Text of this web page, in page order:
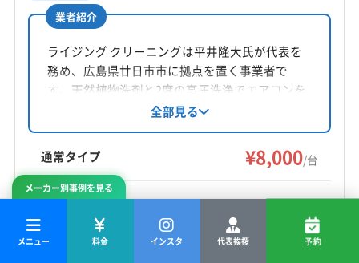
所在地
広島県広島市西区己斐西町9-11
対応地域
広島市安芸区
広島市安佐北区
広島市佐伯区 広島市西区
広島市中区
広島市東区
三原市
三次市
大竹市
竹原市
福山市
安芸郡海田町 安芸郡熊野町
安芸郡坂町
安芸郡府中町
もっと見る
営業時間
9:00〜19:00
業者紹介
ライジング クリーニングは平井隆大氏が代表を
務め、広島県廿日市市に拠点を置く事業者で
す。天然植物洗剤と2度の高圧洗浄でエアコンを
徹底洗浄し、アレルギー対策にも注力。消臭抗
菌コートや室外機洗浄などのオプションも提供
し、土日祝日も対応可能です。
全部見る
通常タイプ ¥8,000/台
お掃除機能付き ¥14,000
（内訳:基本¥8,000+オプション¥6,000）
メーカー別事例を見る
メニュー 料金 インスタ 代表挨拶 予約